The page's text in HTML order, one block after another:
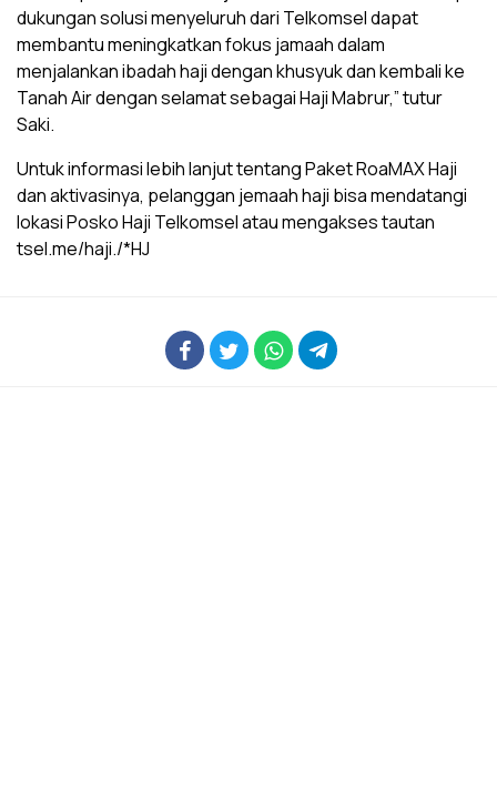
dukungan solusi menyeluruh dari Telkomsel dapat
membantu meningkatkan fokus jamaah dalam
menjalankan ibadah haji dengan khusyuk dan kembali ke
Tanah Air dengan selamat sebagai Haji Mabrur,” tutur
Saki.
Untuk informasi lebih lanjut tentang Paket RoaMAX Haji
dan aktivasinya, pelanggan jemaah haji bisa mendatangi
lokasi Posko Haji Telkomsel atau mengakses tautan
tsel.me/haji./*HJ